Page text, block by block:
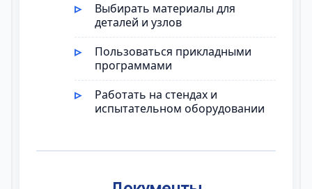
Выбирать материалы для
деталей и узлов
Пользоваться прикладными
программами
Работать на стендах и
испытательном оборудовании